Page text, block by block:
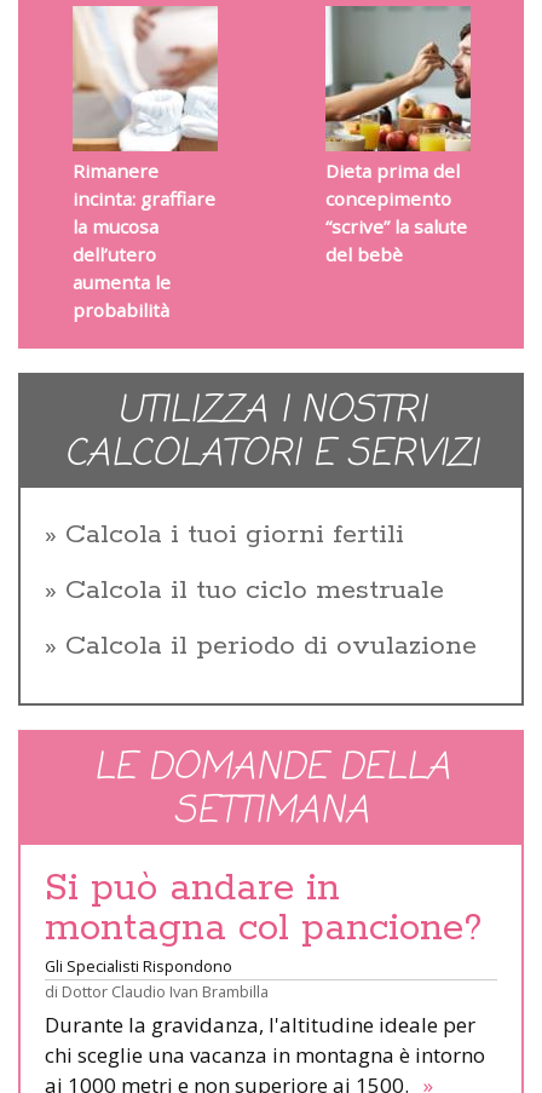
Rimanere
incinta: graffiare
la mucosa
dell’utero
aumenta le
probabilità
Dieta prima del
concepimento
“scrive” la salute
del bebè
UTILIZZA I NOSTRI
CALCOLATORI E SERVIZI
Calcola i tuoi giorni fertili
Calcola il tuo ciclo mestruale
Calcola il periodo di ovulazione
LE DOMANDE DELLA
SETTIMANA
Si può andare in
montagna col pancione?
Gli Specialisti Rispondono
di Dottor Claudio Ivan Brambilla
Durante la gravidanza, l'altitudine ideale per
chi sceglie una vacanza in montagna è intorno
ai 1000 metri e non superiore ai 1500. »